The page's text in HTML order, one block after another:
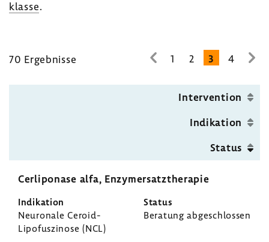
klasse.
70 Ergeb­nisse
zur
1 2 3 4
zur
Inter­ven­tion
Indi­ka­tion
Status
Cerli­po­nase alfa, Enzy­mer­satz­the­rapie
Neuro­nale Ceroid-​
Lipofuszinose (NCL)
Bera­tung abge­schlossen